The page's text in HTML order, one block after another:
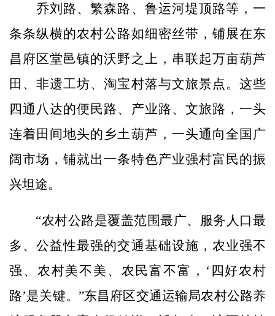
乔刘路、繁森路、鲁运河堤顶路等，一
条条纵横的农村公路如细密丝带，铺展在东
昌府区堂邑镇的沃野之上，串联起万亩葫芦
田、非遗工坊、淘宝村落与文旅景点。这些
四通八达的便民路、产业路、文旅路，一头
连着田间地头的乡土葫芦，一头通向全国广
阔市场，铺就出一条特色产业强村富民的振
兴坦途。
“农村公路是覆盖范围最广、服务人口最
多、公益性最强的交通基础设施，农业强不
强、农村美不美、农民富不富，‘四好农村
路’是关键。”东昌府区交通运输局农村公路养